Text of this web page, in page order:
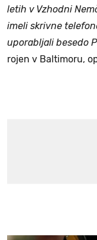
letih v Vzhodni
imeli skrivne
uporabljali besedo
rojen v Baltimoru,